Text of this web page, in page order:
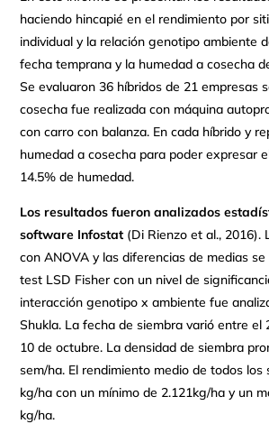
haciendo hincapié en el rendimiento por
individual y la relación genotipo ambiente
fecha temprana y la humedad a cosecha
Se evaluaron 36 híbridos de 21 empresas
cosecha fue realizada con máquina
con carro con balanza. En cada híbrido y
humedad a cosecha para poder expresar
14.5% de humedad.
Los resultados fueron analizados
software Infostat (Di Rienzo et al., 2016).
con ANOVA y las diferencias de medias
test LSD Fisher con un nivel de
interacción genotipo x ambiente fue
Shukla. La fecha de siembra varió entre el
10 de octubre. La densidad de siembra
sem/ha. El rendimiento medio de todos los
kg/ha con un mínimo de 2.121kg/ha y un
kg/ha.